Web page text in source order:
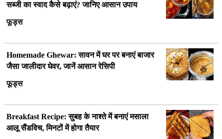
सब्जी का स्वाद कैसे बढ़ाएं? जानिए आसान उपाय
फूड्स
Homemade Ghewar: सावन में घर पर बनाएं बाजार
जैसा जालीदार घेवर, जानें आसान रेसिपी
फूड्स
Breakfast Recipe: सुबह के नाश्ते में बनाएं मसाला
आलू सैंडविच, मिनटों में होगा तैयार